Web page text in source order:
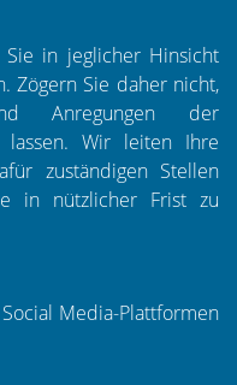
Sie in jeglicher Hinsicht
Zögern Sie daher nicht,
Anregungen der
lassen. Wir leiten Ihre
zuständigen Stellen
in nützlicher Frist zu
Media-Plattformen